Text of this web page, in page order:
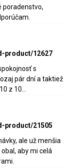
poradenstvo,
product/12627
s
pár dní a taktiež
z 10...
product/21505
ale už menšia
aby mi celá